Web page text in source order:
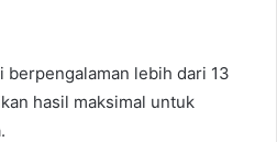
berpengalaman lebih dari 13
hasil maksimal untuk